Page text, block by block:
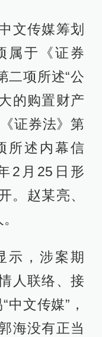
文传媒筹划
属于《证券
二项所述“公
的购置财产
证券法》第
所述内幕信
2月25日形
。赵某亮、
示，涉案期
人联络、接
文传媒”，
海没有正当